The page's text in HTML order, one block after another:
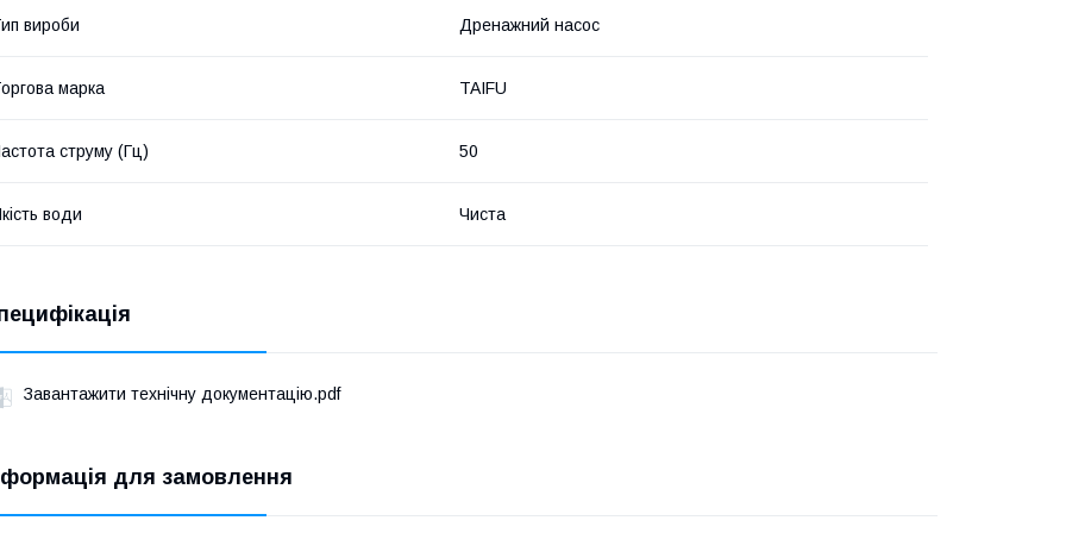
вироби Дренажний насос
марка TAIFU
струму (Гц) 50
води Чиста
Завантажити технічну документацію.pdf
для замовлення